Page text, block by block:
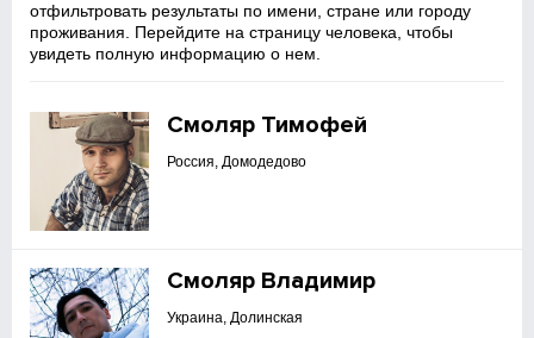
отфильтровать результаты по имени, стране или городу
проживания. Перейдите на страницу человека, чтобы
увидеть полную информацию о нем.
Смоляр Тимофей
Россия, Домодедово
Смоляр Владимир
Украина, Долинская